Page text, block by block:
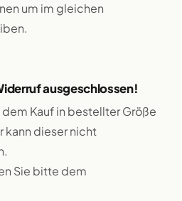
um im gleichen
ausgeschlossen!
Kauf in bestellter Größe
kann dieser nicht
Sie bitte dem